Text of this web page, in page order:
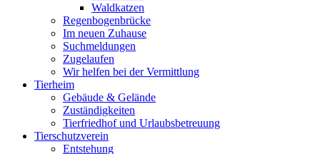
Waldkatzen
Regenbogenbrücke
Im neuen Zuhause
Suchmeldungen
Zugelaufen
Wir helfen bei der Vermittlung
Tierheim
Gebäude & Gelände
Zuständigkeiten
Tierfriedhof und Urlaubsbetreuung
Tierschutzverein
Entstehung